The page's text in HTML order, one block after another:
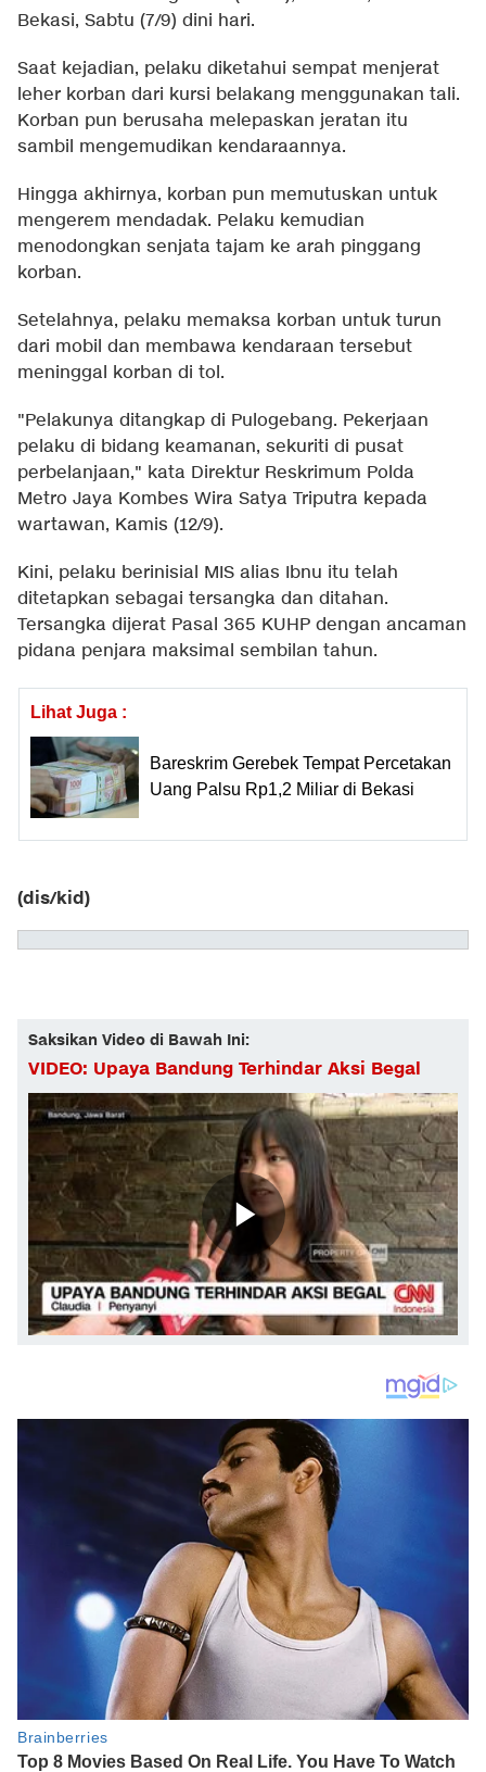
Bekasi, Sabtu (7/9) dini hari.
Saat kejadian, pelaku diketahui sempat menjerat
leher korban dari kursi belakang menggunakan tali.
Korban pun berusaha melepaskan jeratan itu
sambil mengemudikan kendaraannya.
Hingga akhirnya, korban pun memutuskan untuk
mengerem mendadak. Pelaku kemudian
menodongkan senjata tajam ke arah pinggang
korban.
Setelahnya, pelaku memaksa korban untuk turun
dari mobil dan membawa kendaraan tersebut
meninggal korban di tol.
"Pelakunya ditangkap di Pulogebang. Pekerjaan
pelaku di bidang keamanan, sekuriti di pusat
perbelanjaan," kata Direktur Reskrimum Polda
Metro Jaya Kombes Wira Satya Triputra kepada
wartawan, Kamis (12/9).
Kini, pelaku berinisial MIS alias Ibnu itu telah
ditetapkan sebagai tersangka dan ditahan.
Tersangka dijerat Pasal 365 KUHP dengan ancaman
pidana penjara maksimal sembilan tahun.
Lihat Juga :
Bareskrim Gerebek Tempat Percetakan
Uang Palsu Rp1,2 Miliar di Bekasi
(dis/kid)
Saksikan Video di Bawah Ini:
VIDEO: Upaya Bandung Terhindar Aksi Begal